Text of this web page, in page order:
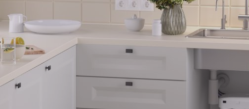
Морион работает даже при низком давлении в
от 2 атмосфер. Дополнительный насос и
электросети не требуется.